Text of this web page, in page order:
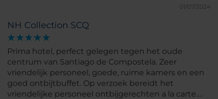
01/07/2024
NH Collection SCQ
Prima hotel, perfect gelegen tegen het oude
centrum van Santiago de Compostela. Zeer
vriendelijk personeel, goede, ruime kamers en een
goed ontbijtbuffet. Op verzoek bereidt het
vriendelijke personeel ontbijgerechten a la carte.